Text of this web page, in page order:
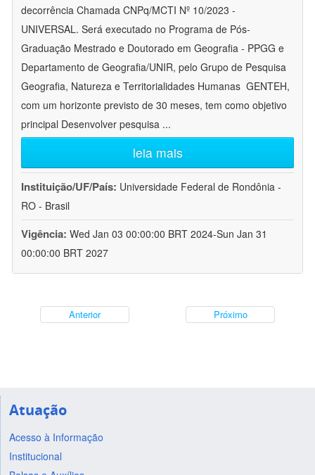
decorrência Chamada CNPq/MCTI Nº 10/2023 -
UNIVERSAL. Será executado no Programa de Pós-
Graduação Mestrado e Doutorado em Geografia - PPGG e
Departamento de Geografia/UNIR, pelo Grupo de Pesquisa
Geografia, Natureza e Territorialidades Humanas  GENTEH,
com um horizonte previsto de 30 meses, tem como objetivo
principal Desenvolver pesquisa ...
leia mais
Instituição/UF/País: Universidade Federal de Rondônia -
RO - Brasil
Vigência: Wed Jan 03 00:00:00 BRT 2024-Sun Jan 31
00:00:00 BRT 2027
Anterior Próximo
Atuação
Acesso à Informação
Institucional